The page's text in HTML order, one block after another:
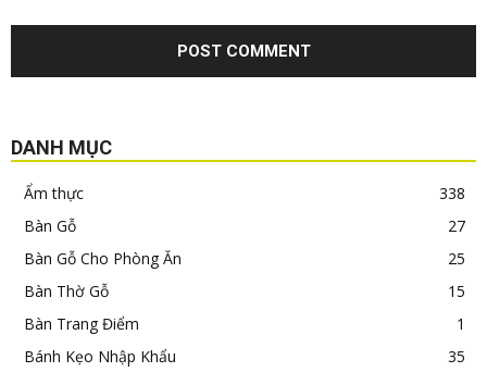
DANH MỤC
Ẩm thực
338
Bàn Gỗ
27
Bàn Gỗ Cho Phòng Ăn
25
Bàn Thờ Gỗ
15
Bàn Trang Điểm
1
Bánh Kẹo Nhập Khẩu
35